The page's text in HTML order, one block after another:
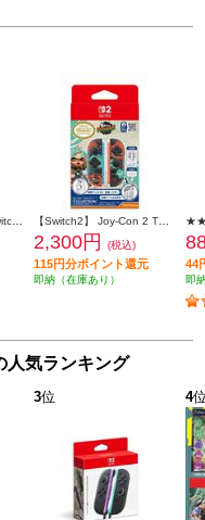
【数量限定特価】 【Switch2】 カービィ play with ワドルディ フロントカバー for Nintendo Switch 2 【Switch2】 Joy-Con 2 TPUカバー COLLECTION for Nintendo Switch 2 スプラトゥーン レイダース
2,300円 (税込)
115円分ポイント還元
即納（在庫あり）
44
即
人気ランキング
3位 4